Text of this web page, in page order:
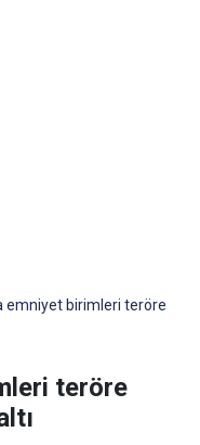
emniyet birimleri teröre
teröre